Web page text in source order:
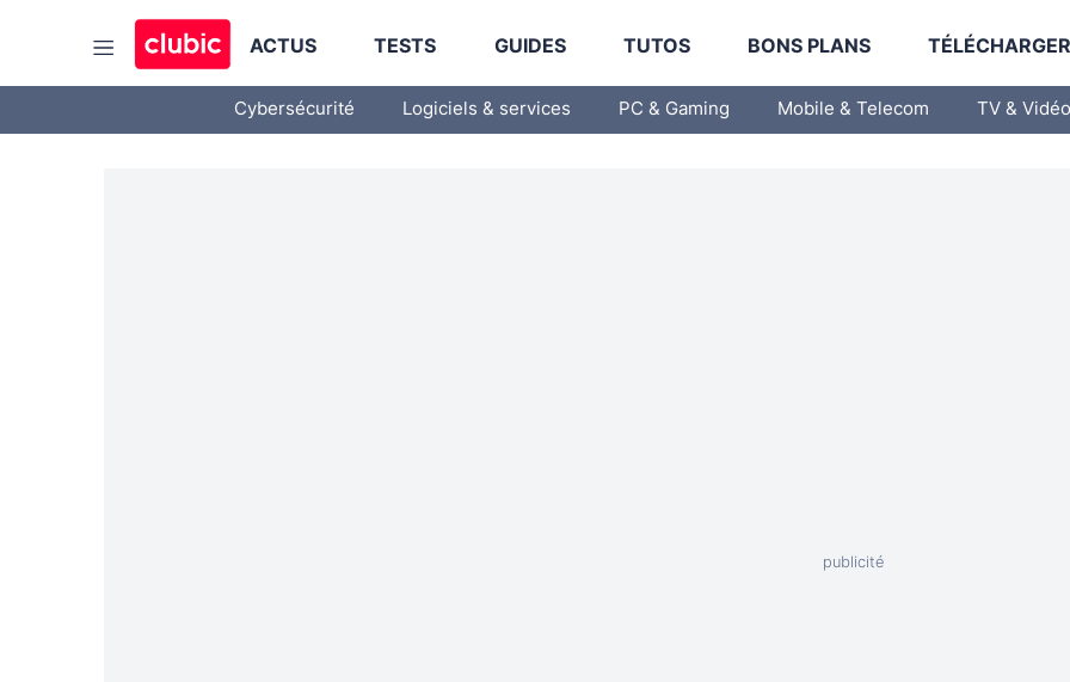
ACTUS TESTS GUIDES TUTOS BONS PLANS
Cybersécurité Logiciels & services PC & Gaming Mobile & Telecom TV & Vidéo